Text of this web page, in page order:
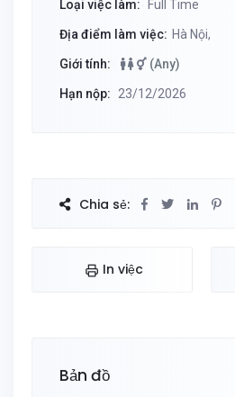
Loại việc làm: Full Time
Địa điểm làm việc: Hà Nội,
Giới tính: (Any)
Hạn nộp: 23/12/2026
Chia sẻ:
In việc
Bản đồ